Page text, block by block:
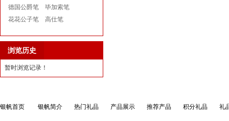
德国公爵笔
毕加索笔
花花公子笔
高仕笔
浏览历史
暂时浏览记录！
银帆首页 银帆简介 热门礼品 产品展示 推荐产品 积分礼品 礼